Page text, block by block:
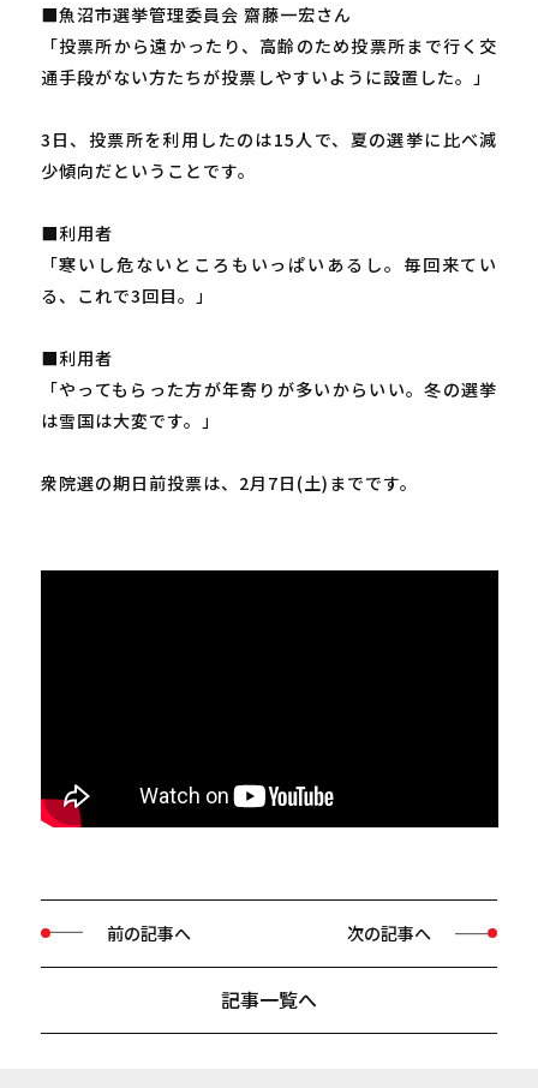
■魚沼市選挙管理委員会 齋藤一宏さん
「投票所から遠かったり、高齢のため投票所まで行く交
通手段がない方たちが投票しやすいように設置した。」
3日、投票所を利用したのは15人で、夏の選挙に比べ減
少傾向だということです。
■利用者
「寒いし危ないところもいっぱいあるし。毎回来てい
る、これで3回目。」
■利用者
「やってもらった方が年寄りが多いからいい。冬の選挙
は雪国は大変です。」
衆院選の期日前投票は、2月7日(土)までです。
前の記事へ
記事一覧へ
次の記事へ